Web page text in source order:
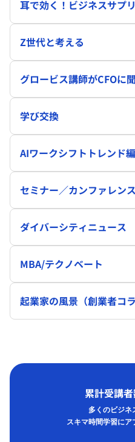
耳で効く！ビジネスサプリ
Z世代と考える
グロービス講師がCFOに
学び交換
AIワークシフトトレンド編
セミナー／カンファレンス
ダイバーシティニュース
MBA/テクノベート
起業家の風景（創業者コラ
累計受講
多くのビジネ
スキマ時間学習に